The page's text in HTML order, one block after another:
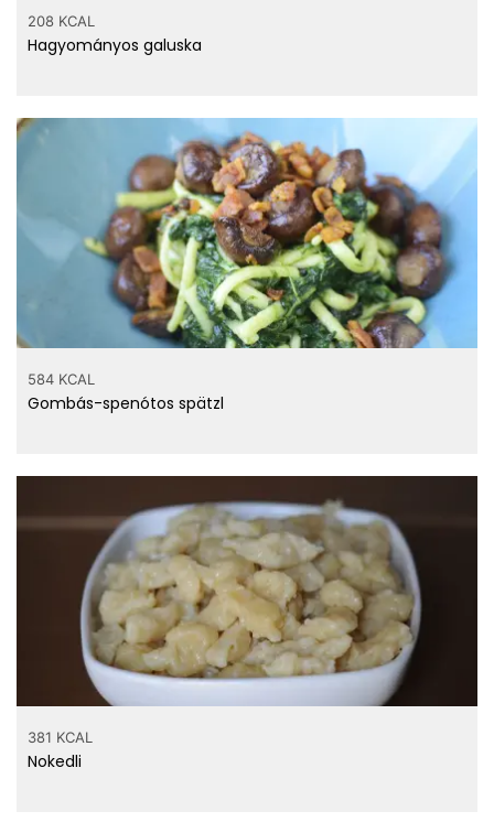
208 KCAL
Hagyományos galuska
584 KCAL
Gombás-spenótos spätzl
381 KCAL
Nokedli